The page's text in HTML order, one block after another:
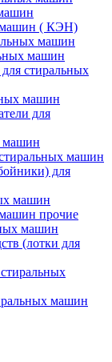
машин ( КЭН)
машин
машин
стиральных
машин
для
машин
машин
для
машин
прочие
машин
(лотки для
машин